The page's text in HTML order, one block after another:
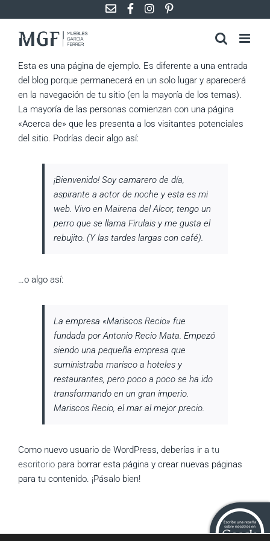
al
contenido
Esta es una página de ejemplo. Es diferente a una entrada
del blog porque permanecerá en un solo lugar y aparecerá
en la navegación de tu sitio (en la mayoría de los temas).
La mayoría de las personas comienzan con una página
«Acerca de» que les presenta a los visitantes potenciales
del sitio. Podrías decir algo así:
¡Bienvenido! Soy camarero de día,
aspirante a actor de noche y esta es mi
web. Vivo en Mairena del Alcor, tengo un
perro que se llama Firulais y me gusta el
rebujito. (Y las tardes largas con café).
…o algo así:
La empresa «Mariscos Recio» fue
fundada por Antonio Recio Mata. Empezó
siendo una pequeña empresa que
suministraba marisco a hoteles y
restaurantes, pero poco a poco se ha ido
transformando en un gran imperio.
Mariscos Recio, el mar al mejor precio.
Como nuevo usuario de WordPress, deberías ir a tu
escritorio para borrar esta página y crear nuevas páginas
para tu contenido. ¡Pásalo bien!